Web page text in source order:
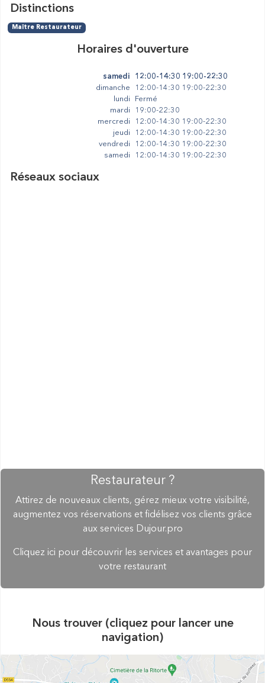
Distinctions
Maître Restaurateur
Horaires d'ouverture
samedi
12:00-14:30 19:00-22:30
dimanche
12:00-14:30 19:00-22:30
lundi
Fermé
mardi
19:00-22:30
mercredi
12:00-14:30 19:00-22:30
jeudi
12:00-14:30 19:00-22:30
vendredi
12:00-14:30 19:00-22:30
samedi
12:00-14:30 19:00-22:30
Réseaux sociaux
Restaurateur ?
Attirez de nouveaux clients, gérez mieux votre visibilité,
augmentez vos réservations et fidélisez vos clients grâce
aux services Dujour.pro
Cliquez ici pour découvrir les services et avantages pour
votre restaurant
Nous trouver (cliquez pour lancer une
navigation)